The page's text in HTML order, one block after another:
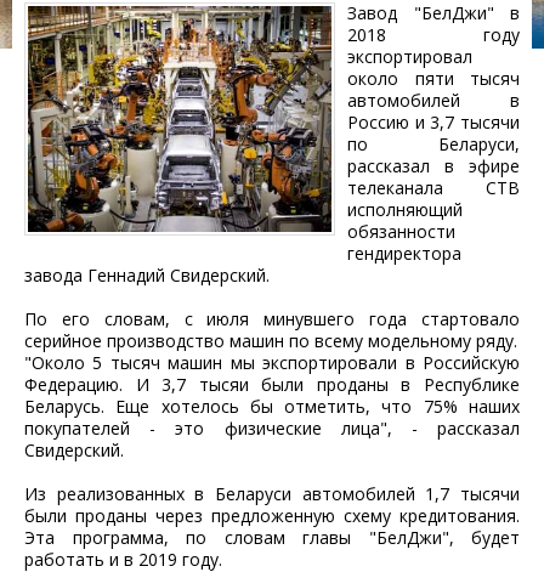
Завод "БелДжи" в
2018 году
экспортировал
около пяти тысяч
автомобилей в
Россию и 3,7 тысячи
по Беларуси,
рассказал в эфире
телеканала СТВ
исполняющий
обязанности
гендиректора
завода Геннадий Свидерский.
По его словам, с июля минувшего года стартовало
серийное производство машин по всему модельному ряду.
"Около 5 тысяч машин мы экспортировали в Российскую
Федерацию. И 3,7 тысяи были проданы в Республике
Беларусь. Еще хотелось бы отметить, что 75% наших
покупателей - это физические лица", - рассказал
Свидерский.
Из реализованных в Беларуси автомобилей 1,7 тысячи
были проданы через предложенную схему кредитования.
Эта программа, по словам главы "БелДжи", будет
работать и в 2019 году.